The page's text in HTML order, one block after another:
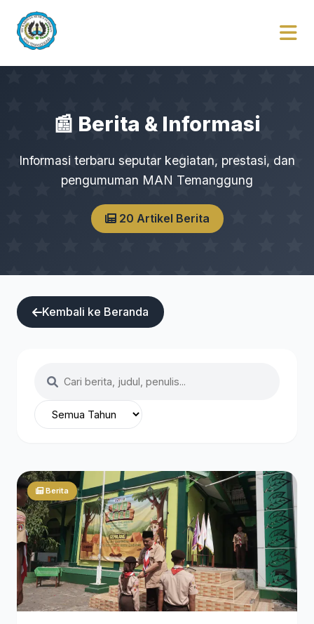
📰 Berita & Informasi
Informasi terbaru seputar kegiatan, prestasi, dan
pengumuman MAN Temanggung
20 Artikel Berita
Kembali ke Beranda
Berita